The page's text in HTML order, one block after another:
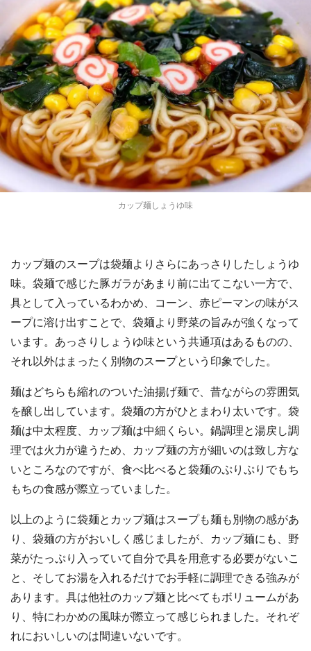
カップ麺しょうゆ味
カップ麺のスープは袋麺よりさらにあっさりしたしょうゆ
味。袋麺で感じた豚ガラがあまり前に出てこない一方で、
具として入っているわかめ、コーン、赤ピーマンの味がス
ープに溶け出すことで、袋麺より野菜の旨みが強くなって
います。あっさりしょうゆ味という共通項はあるものの、
それ以外はまったく別物のスープという印象でした。
麺はどちらも縮れのついた油揚げ麺で、昔ながらの雰囲気
を醸し出しています。袋麺の方がひとまわり太いです。袋
麺は中太程度、カップ麺は中細くらい。鍋調理と湯戻し調
理では火力が違うため、カップ麺の方が細いのは致し方な
いところなのですが、食べ比べると袋麺のぷりぷりでもち
もちの食感が際立っていました。
以上のように袋麺とカップ麺はスープも麺も別物の感があ
り、袋麺の方がおいしく感じましたが、カップ麺にも、野
菜がたっぷり入っていて自分で具を用意する必要がないこ
と、そしてお湯を入れるだけでお手軽に調理できる強みが
あります。具は他社のカップ麺と比べてもボリュームがあ
り、特にわかめの風味が際立って感じられました。それぞ
れにおいしいのは間違いないです。